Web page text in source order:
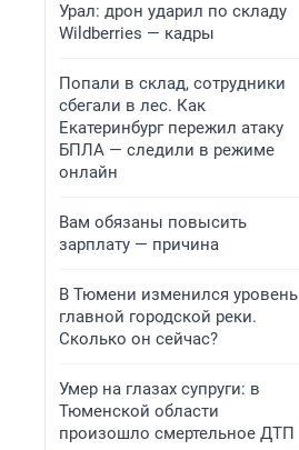
Урал: дрон ударил по складу
Wildberries — кадры
Попали в склад, сотрудники
сбегали в лес. Как
Екатеринбург пережил атаку
БПЛА — следили в режиме
онлайн
Вам обязаны повысить
зарплату — причина
В Тюмени изменился уровень
главной городской реки.
Сколько он сейчас?
Умер на глазах супруги: в
Тюменской области
произошло смертельное ДТП